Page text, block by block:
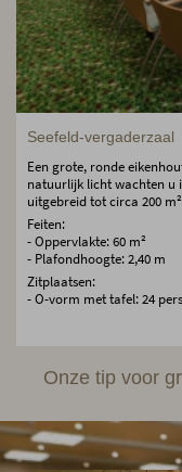
Seefeld-vergaderzaal
Een grote, ronde
natuurlijk licht wachten u
uitgebreid tot circa 200
Feiten:
- Oppervlakte: 60 m²
- Plafondhoogte: 2,40 m
Zitplaatsen:
- O-vorm met tafel: 24
Onze tip voor